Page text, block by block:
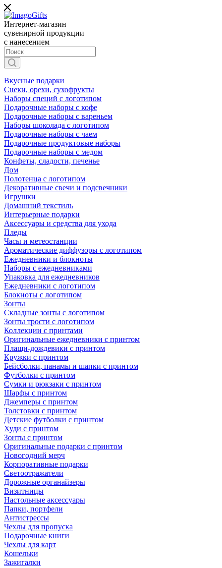
Интернет-магазин
сувенирной продукции
с нанесением
Вкусные подарки
Снеки, орехи, сухофрукты
Наборы специй с логотипом
Подарочные наборы с кофе
Подарочные наборы с вареньем
Наборы шоколада с логотипом
Подарочные наборы с чаем
Подарочные продуктовые наборы
Подарочные наборы с медом
Конфеты, сладости, печенье
Дом
Полотенца с логотипом
Декоративные свечи и подсвечники
Игрушки
Домашний текстиль
Интерьерные подарки
Аксессуары и средства для ухода
Пледы
Часы и метеостанции
Ароматические диффузоры с логотипом
Ежедневники и блокноты
Наборы с ежедневниками
Упаковка для ежедневников
Ежедневники с логотипом
Блокноты с логотипом
Зонты
Складные зонты с логотипом
Зонты трости с логотипом
Коллекции с принтами
Оригинальные ежедневники с принтом
Плащи-дождевики с принтом
Кружки с принтом
Бейсболки, панамы и шапки с принтом
Футболки с принтом
Сумки и рюкзаки с принтом
Шарфы с принтом
Джемперы с принтом
Толстовки с принтом
Детские футболки с принтом
Худи с принтом
Зонты с принтом
Оригинальные подарки с принтом
Новогодний мерч
Корпоративные подарки
Светоотражатели
Дорожные органайзеры
Визитницы
Настольные аксессуары
Папки, портфели
Антистрессы
Чехлы для пропуска
Подарочные книги
Чехлы для карт
Кошельки
Зажигалки